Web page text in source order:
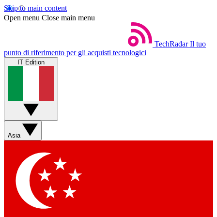
Skip to main content
Open menu Close main menu
TechRadar Il tuo
punto di riferimento per gli acquisti tecnologici
IT Edition
Asia